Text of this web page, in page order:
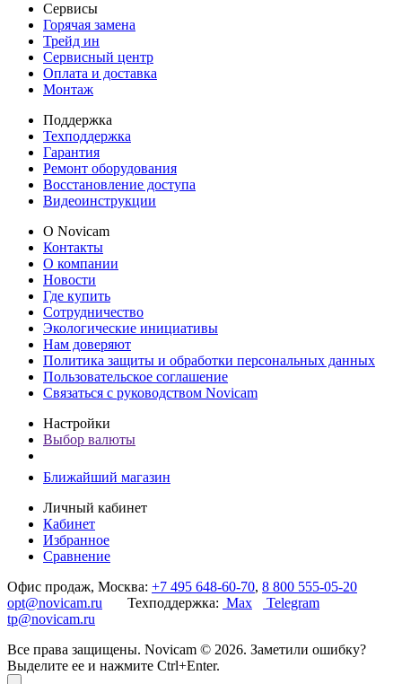
Сервисы
Горячая замена
Трейд ин
Сервисный центр
Оплата и доставка
Монтаж
Поддержка
Техподдержка
Гарантия
Ремонт оборудования
Восстановление доступа
Видеоинструкции
О Novicam
Контакты
О компании
Новости
Где купить
Сотрудничество
Экологические инициативы
Нам доверяют
Политика защиты и обработки персональных данных
Пользовательское соглашение
Связаться с руководством Novicam
Настройки
Выбор валюты
Ближайший магазин
Личный кабинет
Кабинет
Избранное
Сравнение
Офис продаж, Москва: +7 495 648-60-70, 8 800 555-05-20
opt@novicam.ru Техподдержка: Max
Telegram
tp@novicam.ru
Все права защищены. Novicam © 2026. Заметили ошибку?
Выделите ее и нажмите Ctrl+Enter.